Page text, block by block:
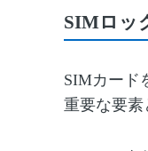
SIMロッ
SIMカード
重要な要素